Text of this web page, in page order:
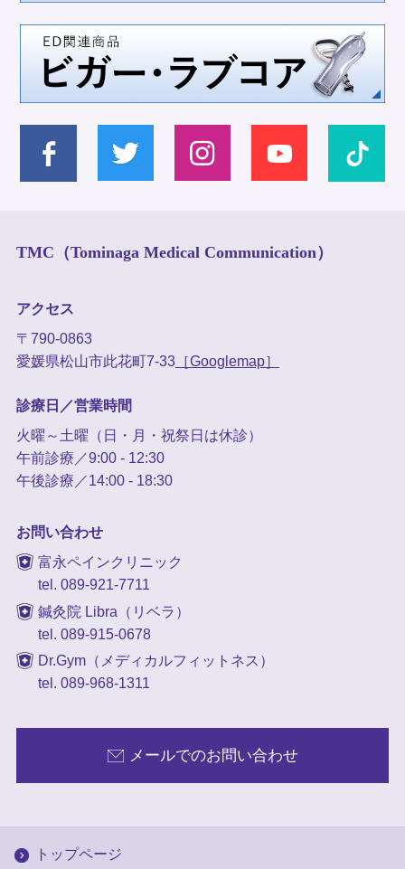
TMC（Tominaga Medical Communication）
アクセス
〒790-0863
愛媛県松山市此花町7-33［Googlemap］
診療日／営業時間
火曜～土曜（日・月・祝祭日は休診）
午前診療／9:00 - 12:30
午後診療／14:00 - 18:30
お問い合わせ
富永ペインクリニック
tel. 089-921-7711
鍼灸院 Libra（リベラ）
tel. 089-915-0678
Dr.Gym（メディカルフィットネス）
tel. 089-968-1311
メールでのお問い合わせ
トップページ